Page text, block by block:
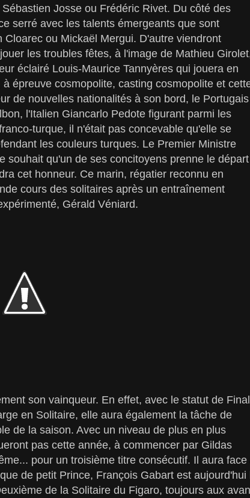
Josse ou Frédéric Rivet. Du côté des
serré avec les talents émergeants que sont
ou Mickaël Mergui. D'autre viendront
les troubles fêtes, à l'image de Mathieu
éclairé Louis-Maurice Tannyères qui jouera en
épreuve cosmopolite, casting cosmopolite et
de nouvelles nationalités à son bord, le Portugais
l'Italien Giancarlo Pedote figurant parmi les
turque, il n'était pas concevable qu'elle se
les couleurs turques. Le Premier Ministre
souhait qu'un de ses concitoyens prenne le départ
cet honneur. Ce marin, régatier reconnu en
cours des solitaires après un entraînement
Gérald Véniard.
son vainqueur. En effet, avec le statut de
en Solitaire, elle aura également la tâche de
de la saison. Avec un niveau de plus en plus
pas cette année, à commencer par Gildas
pour un troisième titre consécutif. Il aura face
de petit Prince, François Gabart est aujourd'hui
de la Solitaire du Figaro, toujours aux